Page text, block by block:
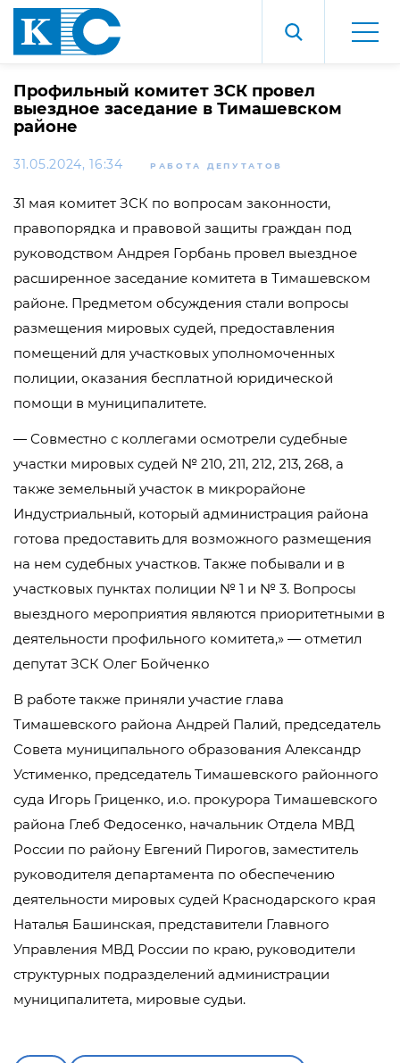
Профильный комитет ЗСК провел
выездное заседание в Тимашевском
районе
31.05.2024, 16:34 РАБОТА ДЕПУТАТОВ
31 мая комитет ЗСК по вопросам законности,
правопорядка и правовой защиты граждан под
руководством Андрея Горбань провел выездное
расширенное заседание комитета в Тимашевском
районе. Предметом обсуждения стали вопросы
размещения мировых судей, предоставления
помещений для участковых уполномоченных
полиции, оказания бесплатной юридической
помощи в муниципалитете.
— Совместно с коллегами осмотрели судебные
участки мировых судей № 210, 211, 212, 213, 268, а
также земельный участок в микрорайоне
Индустриальный, который администрация района
готова предоставить для возможного размещения
на нем судебных участков. Также побывали и в
участковых пунктах полиции № 1 и № 3. Вопросы
выездного мероприятия являются приоритетными в
деятельности профильного комитета,» — отметил
депутат ЗСК Олег Бойченко
В работе также приняли участие глава
Тимашевского района Андрей Палий, председатель
Совета муниципального образования Александр
Устименко, председатель Тимашевского районного
суда Игорь Гриценко, и.о. прокурора Тимашевского
района Глеб Федосенко, начальник Отдела МВД
России по району Евгений Пирогов, заместитель
руководителя департамента по обеспечению
деятельности мировых судей Краснодарского края
Наталья Башинская, представители Главного
Управления МВД России по краю, руководители
структурных подразделений администрации
муниципалитета, мировые судьи.